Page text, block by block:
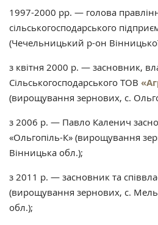
1997-2000 рр. — голова
сільськогосподарського
(Чечельницький р-он
з квітня 2000 р. — засновник,
Сільськогосподарського ТОВ
(вирощування зернових, с.
з 2006 р. — Павло Каленич
«Ольгопіль-К» (вирощування
Вінницька обл.);
з 2011 р. — засновник та
(вирощування зернових, с.
обл.);